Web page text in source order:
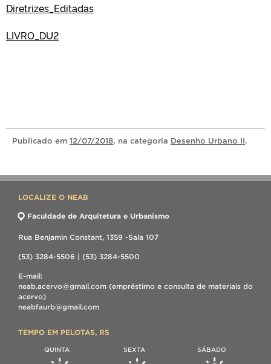
Diretrizes_Editadas
LIVRO_DU2
Publicado em 12/07/2018, na categoria Desenho Urbano II.
LOCALIZE O NEAB
Faculdade de Arquitetura e Urbanismo
Rua Benjamin Constant, 1359 -Sala 107
(53) 3284-5506 | (53) 3284-5500
E-mail:
neab.acervo@gmail.com (empréstimo e consulta de materiais do
acervo)
neabfaurb@gmail.com
TEMPO EM PELOTAS, RS
QUINTA SEXTA SÁBADO